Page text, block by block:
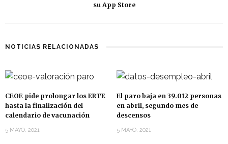
su App Store
NOTICIAS RELACIONADAS
CEOE pide prolongar los ERTE
hasta la finalización del
calendario de vacunación
5 MAYO, 2021
El paro baja en 39.012 personas
en abril, segundo mes de
descensos
5 MAYO, 2021